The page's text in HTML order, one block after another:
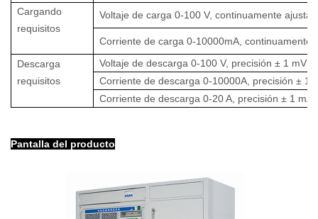
Cargando
requisitos
Voltaje de carga 0-100 V, continuamente
Corriente de carga 0-10000mA, continuamente
Descarga
requisitos
Voltaje de descarga 0-100 V, precisión ± 1 mV
Corriente de descarga 0-10000A, precisión ±
Corriente de descarga 0-20 A, precisión ± 1 mA
Pantalla del producto